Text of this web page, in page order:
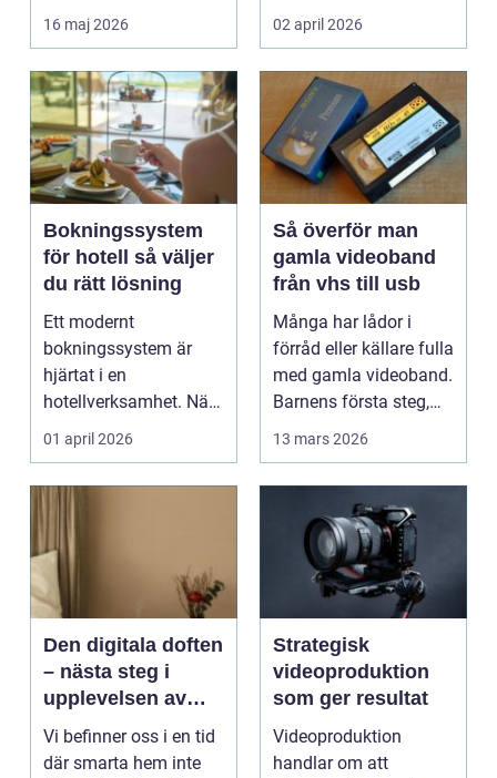
16 maj 2026
enduro och
02 april 2026
Bokningssystem
för hotell så väljer
du rätt lösning
Ett modernt
bokningssystem är
hjärtat i en
hotellverksamhet. När
bokningar,
betalningar...
01 april 2026
Så överför man
gamla videoband
från vhs till usb
Många har lådor i
förråd eller källare fulla
med gamla videoband.
Barnens första steg,
släktkalas, s...
13 mars 2026
Den digitala doften
– nästa steg i
upplevelsen av
smarta hem
Vi befinner oss i en tid
där smarta hem inte
Strategisk
videoproduktion
som ger resultat
Videoproduktion
handlar om att